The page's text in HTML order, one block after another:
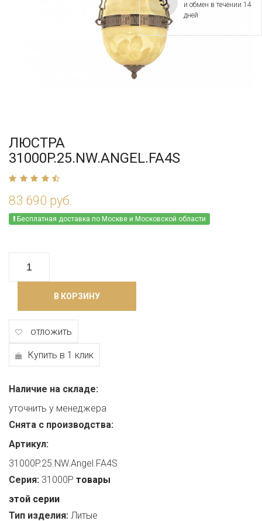
ЛЮСТРА
31000P.25.NW.ANGEL.FA4S
83 690 руб.
Бесплатная доставка по Москве и Московской области
В КОРЗИНУ
отложить
Купить в 1 клик
Наличие на складе:
уточнить у менеджера
Снята с производства:
Артикул:
31000P.25.NW.Angel.FA4S
Серия: 31000P товары
этой серии
Тип изделия: Литые
и обмен в течении 14
дней